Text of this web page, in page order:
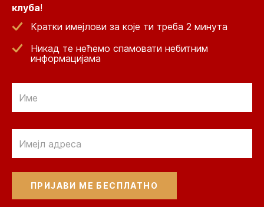
клуба!
Кратки имејлови за које ти треба 2 минута
Никад те нећемо спамовати небитним
информацијама